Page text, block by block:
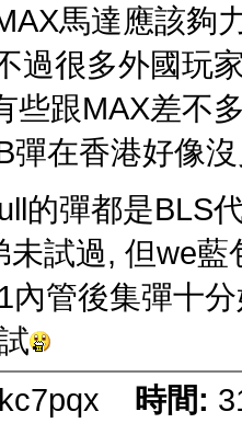
馬達應該夠
過很多外國玩
些跟MAX差不
彈在香港好像
的彈都是BLS
未試過, 但we
內管後集彈十
時間: